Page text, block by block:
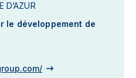
D’AZUR
le développement de